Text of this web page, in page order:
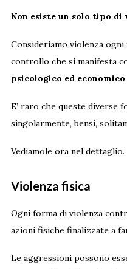
Non esiste un solo tipo di
Consideriamo violenza
controllo che si manifesta
psicologico ed economico.
E’ raro che queste diverse
singolarmente, bensì,
Vediamole ora nel dettaglio.
Violenza fisica
Ogni forma di violenza
azioni fisiche finalizzate a
Le aggressioni possono